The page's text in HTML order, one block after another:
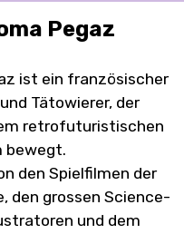
Pegaz
ist ein französischer
Tätowierer, der
retrofuturistischen
bewegt.
den Spielfilmen der
den grossen Science-
und dem